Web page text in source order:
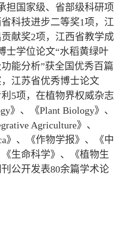
担国家级、省部级科研项
科技进步二等奖1项，江
献奖2项，江西省教学成
士学位论文“水稻黄绿叶
能分析”获全国优秀百篇
江苏省优秀博士论文
5项，在植物界权威杂志
》、《Plant Biology》、
Agriculture》、
》、《作物学报》、《中
生命科学》、《植物生
公开发表80余篇学术论